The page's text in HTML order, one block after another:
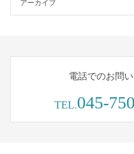
アーカイブ
電話でのお問
TEL.045-